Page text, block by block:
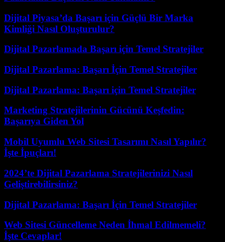
Dijital Piyasa’da Başarı için Güçlü Bir Marka
Kimliği Nasıl Oluşturulur?
Dijital Pazarlamada Başarı için Temel Stratejiler
Dijital Pazarlama: Başarı İçin Temel Stratejiler
Dijital Pazarlama: Başarı için Temel Stratejiler
Marketing Stratejilerinin Gücünü Keşfedin:
Başarıya Giden Yol
Mobil Uyumlu Web Sitesi Tasarımı Nasıl Yapılır?
İşte İpuçları!
2024’te Dijital Pazarlama Stratejilerinizi Nasıl
Geliştirebilirsiniz?
Dijital Pazarlama: Başarı İçin Temel Stratejiler
Web Sitesi Güncelleme Neden İhmal Edilmemeli?
İşte Cevaplar!